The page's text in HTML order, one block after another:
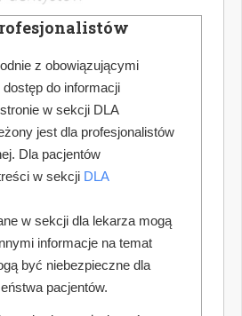
z obowiązującymi
do informacji
w sekcji DLA
jest dla profesjonalistów
Dla pacjentów
w sekcji DLA
w sekcji dla lekarza mogą
informacje na temat
być niebezpieczne dla
pacjentów.